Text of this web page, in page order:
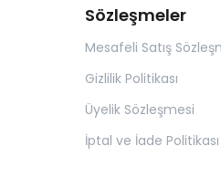
Sözleşmeler
Mesafeli Satış
Gizlilik Politikası
Üyelik Sözleşmesi
İptal ve İade Politikası